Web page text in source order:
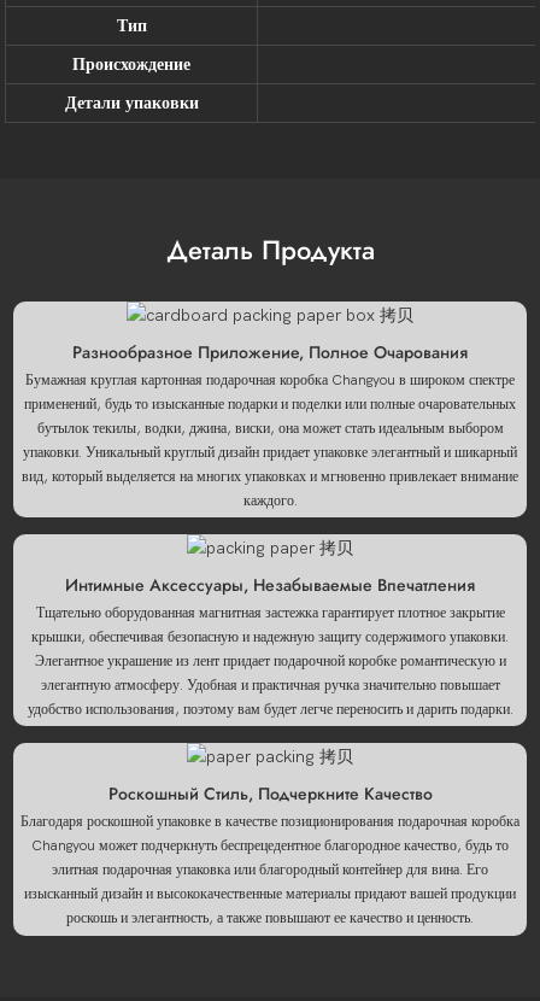
Тип
Происхождение
Детали упаковки
Деталь Продукта
Разнообразное Приложение, Полное Очарования
Бумажная круглая картонная подарочная коробка Changyou в широком спектре
применений, будь то изысканные подарки и поделки или полные очаровательных
бутылок текилы, водки, джина, виски, она может стать идеальным выбором
упаковки. Уникальный круглый дизайн придает упаковке элегантный и шикарный
вид, который выделяется на многих упаковках и мгновенно привлекает внимание
каждого.
Интимные Аксессуары, Незабываемые Впечатления
Тщательно оборудованная магнитная застежка гарантирует плотное закрытие
крышки, обеспечивая безопасную и надежную защиту содержимого упаковки.
Элегантное украшение из лент придает подарочной коробке романтическую и
элегантную атмосферу. Удобная и практичная ручка значительно повышает
удобство использования, поэтому вам будет легче переносить и дарить подарки.
Роскошный Стиль, Подчеркните Качество
Благодаря роскошной упаковке в качестве позиционирования подарочная коробка
Changyou может подчеркнуть беспрецедентное благородное качество, будь то
элитная подарочная упаковка или благородный контейнер для вина. Его
изысканный дизайн и высококачественные материалы придают вашей продукции
роскошь и элегантность, а также повышают ее качество и ценность.